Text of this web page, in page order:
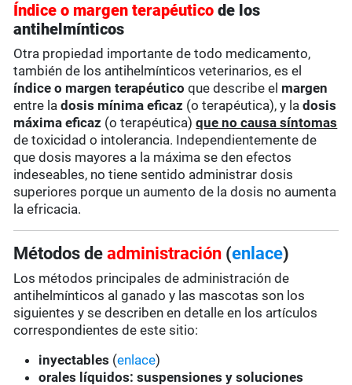
Índice o margen terapéutico de los
antihelmínticos
Otra propiedad importante de todo medicamento,
también de los antihelmínticos veterinarios, es el
índice o margen terapéutico que describe el margen
entre ladosis mínima eficaz (o terapéutica), y ladosis
máxima eficaz (o terapéutica)que no causa síntomas
de toxicidad o intolerancia. Independientemente de
que dosis mayores a la máxima se den efectos
indeseables, no tiene sentido administrar dosis
superiores porque un aumento de la dosis no aumenta
la efricacia.
Métodos deadministración (enlace)
Los métodos principales de administración de
antihelmínticos al ganado y las mascotas son los
siguientes y se describen en detalle en los artículos
correspondientes de este sitio:
inyectables (enlace)
orales líquidos: suspensiones y soluciones